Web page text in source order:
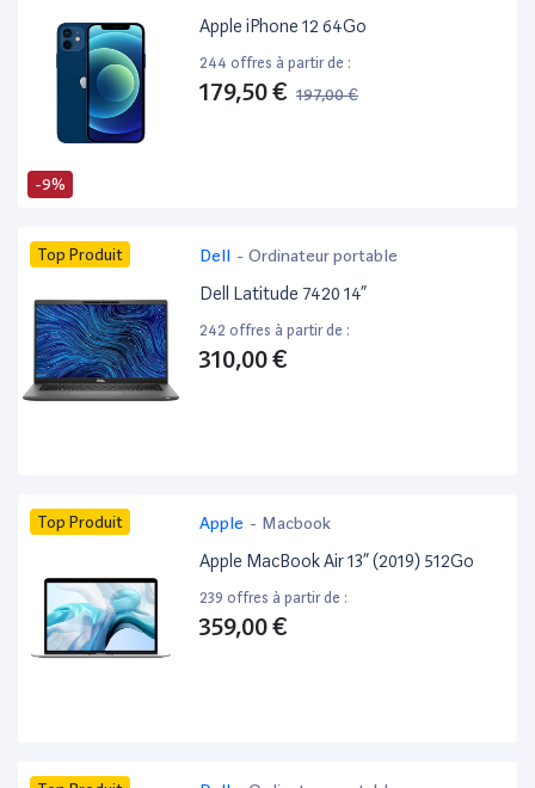
-9%
Apple iPhone 12 64Go
244 offres à partir de :
179,50 € 197,00 €
Top Produit Dell - Ordinateur portable
Dell Latitude 7420 14”
242 offres à partir de :
310,00 €
Top Produit Apple - Macbook
Apple MacBook Air 13” (2019) 512Go
239 offres à partir de :
359,00 €